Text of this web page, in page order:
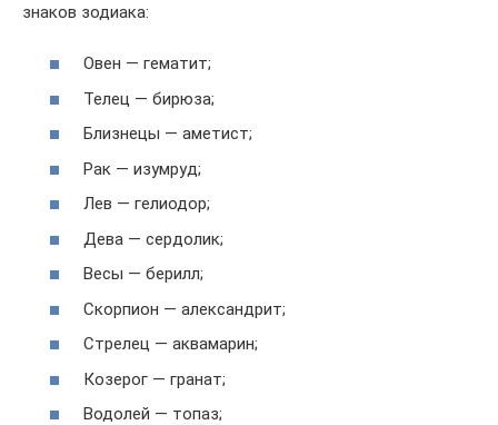
знаков зодиака:
Овен — гематит;
Телец — бирюза;
Близнецы — аметист;
Рак — изумруд;
Лев — гелиодор;
Дева — сердолик;
Весы — берилл;
Скорпион — александрит;
Стрелец — аквамарин;
Козерог — гранат;
Водолей — топаз;